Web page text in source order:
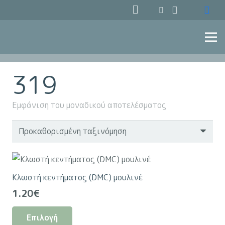
319
Εμφάνιση του μοναδικού αποτελέσματος
Κλωστή κεντήματος (DMC) μουλινέ
1.20€
Επιλογή